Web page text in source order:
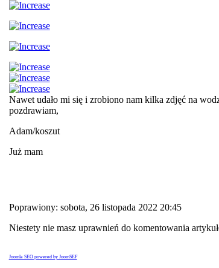
Nawet udało mi się i zrobiono nam kilka zdjęć na
pozdrawiam,
Adam/koszut
Już mam
Poprawiony: sobota, 26 listopada 2022 20:45
Niestety nie masz uprawnień do komentowania
Joomla SEO powered by JoomSEF